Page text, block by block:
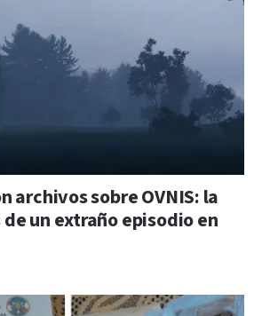
archivos sobre OVNIS: la
un extraño episodio en